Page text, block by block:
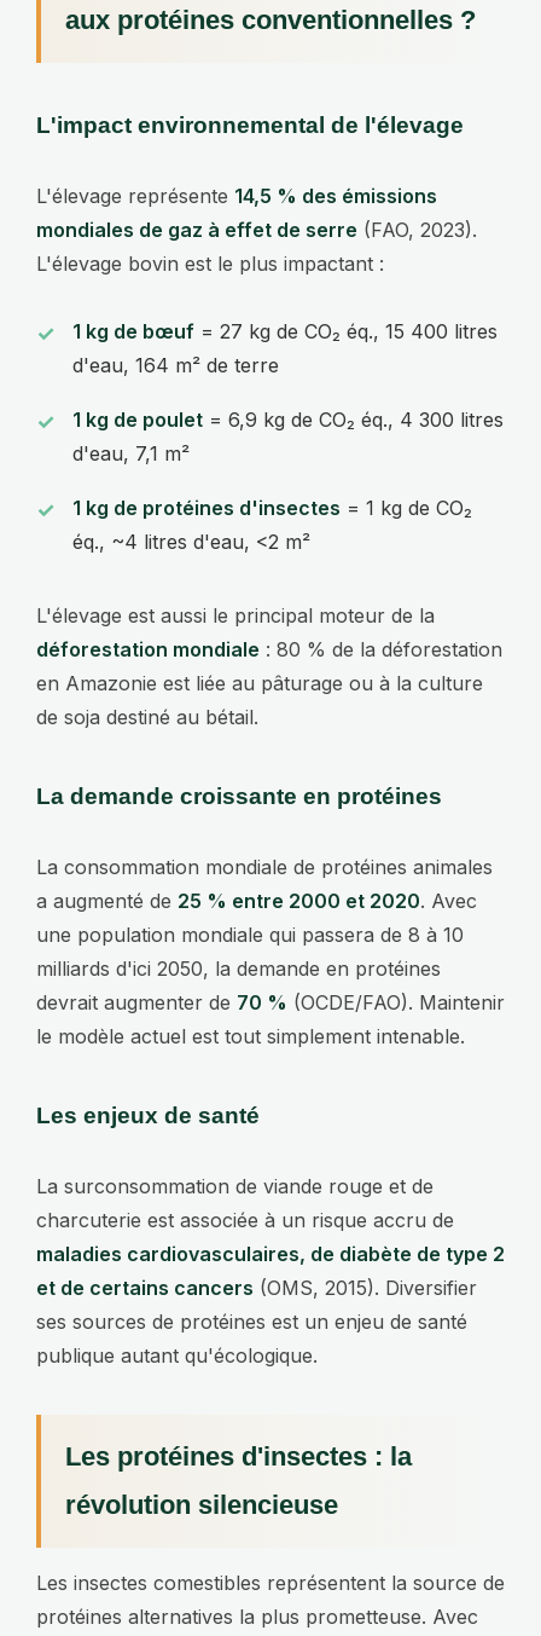
aux protéines conventionnelles ?
L'impact environnemental de l'élevage
L'élevage représente 14,5 % des émissions
mondiales de gaz à effet de serre (FAO, 2023).
L'élevage bovin est le plus impactant :
1 kg de bœuf = 27 kg de CO₂ éq., 15 400 litres
d'eau, 164 m² de terre
1 kg de poulet = 6,9 kg de CO₂ éq., 4 300 litres
d'eau, 7,1 m²
1 kg de protéines d'insectes = 1 kg de CO₂
éq., ~4 litres d'eau, <2 m²
L'élevage est aussi le principal moteur de la
déforestation mondiale : 80 % de la déforestation
en Amazonie est liée au pâturage ou à la culture
de soja destiné au bétail.
La demande croissante en protéines
La consommation mondiale de protéines animales
a augmenté de 25 % entre 2000 et 2020. Avec
une population mondiale qui passera de 8 à 10
milliards d'ici 2050, la demande en protéines
devrait augmenter de 70 % (OCDE/FAO). Maintenir
le modèle actuel est tout simplement intenable.
Les enjeux de santé
La surconsommation de viande rouge et de
charcuterie est associée à un risque accru de
maladies cardiovasculaires, de diabète de type 2
et de certains cancers (OMS, 2015). Diversifier
ses sources de protéines est un enjeu de santé
publique autant qu'écologique.
Les protéines d'insectes : la
révolution silencieuse
Les insectes comestibles représentent la source de
protéines alternatives la plus prometteuse. Avec